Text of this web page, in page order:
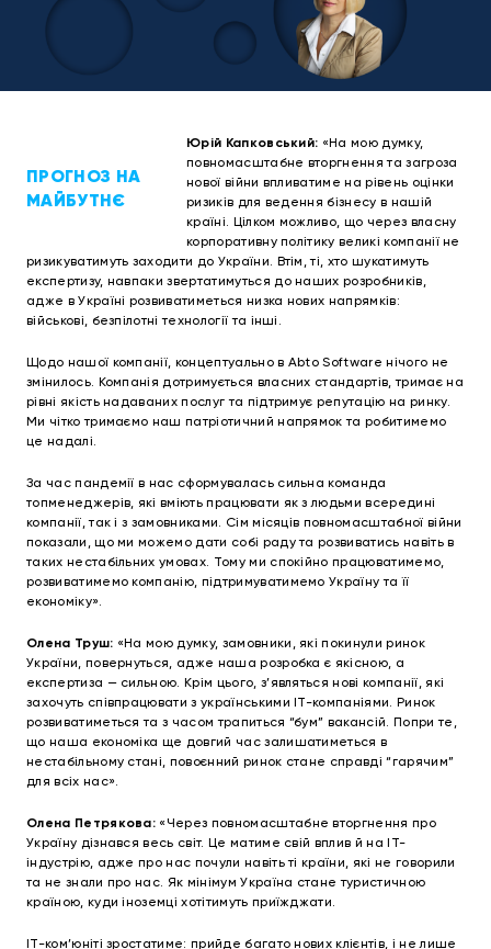
ПРОГНОЗ НА
МАЙБУТНЄ
Юрій Капковський: «На мою думку,
повномасштабне вторгнення та загроза
нової війни впливатиме на рівень оцінки
ризиків для ведення бізнесу в нашій
країні. Цілком можливо, що через власну
корпоративну політику великі компанії не
ризикуватимуть заходити до України. Втім, ті, хто шукатимуть
експертизу, навпаки звертатимуться до наших розробників,
адже в Україні розвиватиметься низка нових напрямків:
військові, безпілотні технології та інші.
Щодо нашої компанії, концептуально в Abto Software нічого не
змінилось. Компанія дотримується власних стандартів, тримає на
рівні якість надаваних послуг та підтримує репутацію на ринку.
Ми чітко тримаємо наш патріотичний напрямок та робитимемо
це надалі.
За час пандемії в нас сформувалась сильна команда
топменеджерів, які вміють працювати як з людьми всередині
компанії, так і з замовниками. Сім місяців повномасштабної війни
показали, що ми можемо дати собі раду та розвиватись навіть в
таких нестабільних умовах. Тому ми спокійно працюватимемо,
розвиватимемо компанію, підтримуватимемо Україну та її
економіку».
Олена Труш: «На мою думку, замовники, які покинули ринок
України, повернуться, адже наша розробка є якісною, а
експертиза — сильною. Крім цього, з’являться нові компанії, які
захочуть співпрацювати з українськими ІТ-компаніями. Ринок
розвиватиметься та з часом трапиться “бум” вакансій. Попри те,
що наша економіка ще довгий час залишатиметься в
нестабільному стані, повоєнний ринок стане справді “гарячим”
для всіх нас».
Олена Петрякова: «Через повномасштабне вторгнення про
Україну дізнався весь світ. Це матиме свій вплив й на ІТ-
індустрію, адже про нас почули навіть ті країни, які не говорили
та не знали про нас. Як мінімум Україна стане туристичною
країною, куди іноземці хотітимуть приїжджати.
ІТ-ком’юніті зростатиме: прийде багато нових клієнтів, і не лише